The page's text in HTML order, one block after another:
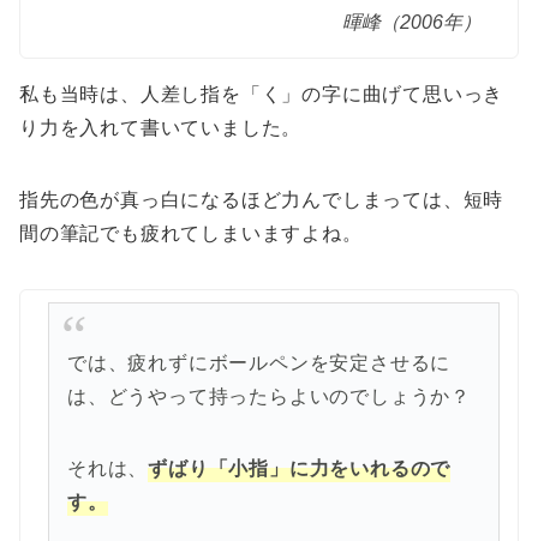
暉峰（2006年）
私も当時は、人差し指を「く」の字に曲げて思いっき
り力を入れて書いていました。
指先の色が真っ白になるほど力んでしまっては、短時
間の筆記でも疲れてしまいますよね。
では、疲れずにボールペンを安定させるに
は、どうやって持ったらよいのでしょうか？
それは、ずばり「小指」に力をいれるので
す。